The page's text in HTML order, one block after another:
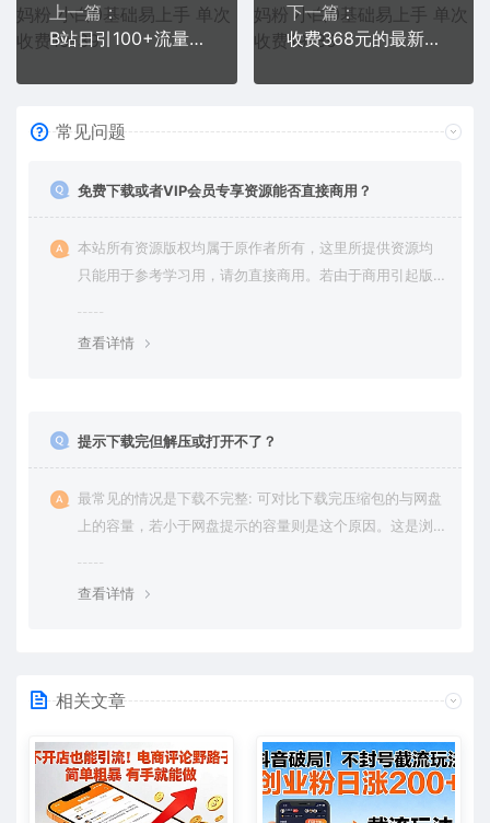
上一篇：
B站日引100+流量，月入2W+，操作简单，一条龙实操玩法分享给你（教程+资源）
下一篇：
收费368元的最新贴吧顶帖软件，一键傻瓜式使用【顶帖脚本+使用教程】
常见问题
免费下载或者VIP会员专享资源能否直接商用？
本站所有资源版权均属于原作者所有，这里所提供资源均
只能用于参考学习用，请勿直接商用。若由于商用引起版
查看详情
提示下载完但解压或打开不了？
最常见的情况是下载不完整: 可对比下载完压缩包的与网盘
上的容量，若小于网盘提示的容量则是这个原因。这是浏
查看详情
相关文章